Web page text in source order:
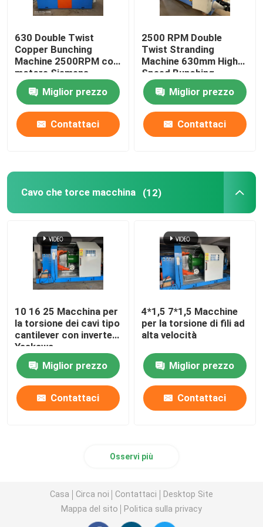
630 Double Twist
Copper Bunching
Machine 2500RPM con
motore Siemens
Miglior prezzo
Contattaci
2500 RPM Double
Twist Stranding
Machine 630mm High
Speed Bunching
Machine (Motore per il
raggruppamento ad
alta velocità)
Miglior prezzo
Contattaci
Cavo che torce macchina (12)
10 16 25 Macchina per
la torsione dei cavi tipo
cantilever con inverter
Yaskawa
Miglior prezzo
Contattaci
4*1,5 7*1,5 Macchine
per la torsione di fili ad
alta velocità
Miglior prezzo
Contattaci
Osservi più
Casa Circa noi Contattaci
Desktop Site
Mappa del sito
Politica sulla privacy